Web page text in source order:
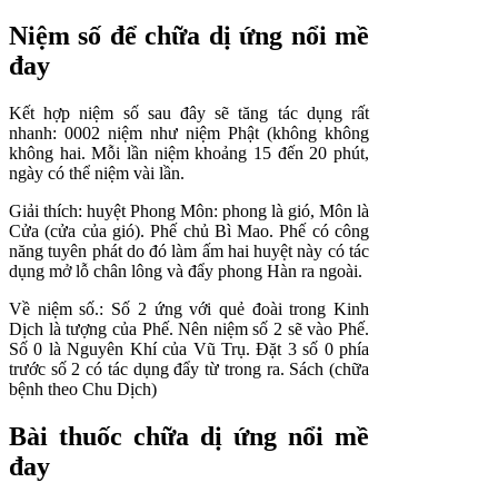
Niệm số để chữa dị ứng nổi mề
đay
Kết hợp niệm số sau đây sẽ tăng tác dụng rất
nhanh: 0002 niệm như niệm Phật (không không
không hai. Mỗi lần niệm khoảng 15 đến 20 phút,
ngày có thể niệm vài lần.
Giải thích: huyệt Phong Môn: phong là gió, Môn là
Cửa (cửa của gió). Phế chủ Bì Mao. Phế có công
năng tuyên phát do đó làm ấm hai huyệt này có tác
dụng mở lỗ chân lông và đẩy phong Hàn ra ngoài.
Về niệm số.: Số 2 ứng với quẻ đoài trong Kinh
Dịch là tượng của Phế. Nên niệm số 2 sẽ vào Phế.
Số 0 là Nguyên Khí của Vũ Trụ. Đặt 3 số 0 phía
trước số 2 có tác dụng đẩy từ trong ra. Sách (chữa
bệnh theo Chu Dịch)
Bài thuốc chữa dị ứng nổi mề
đay